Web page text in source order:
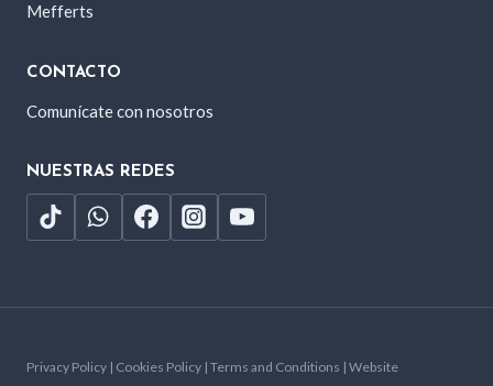
Mefferts
CONTACTO
Comunícate con nosotros
NUESTRAS REDES
Privacy Policy | Cookies Policy | Terms and Conditions | Website